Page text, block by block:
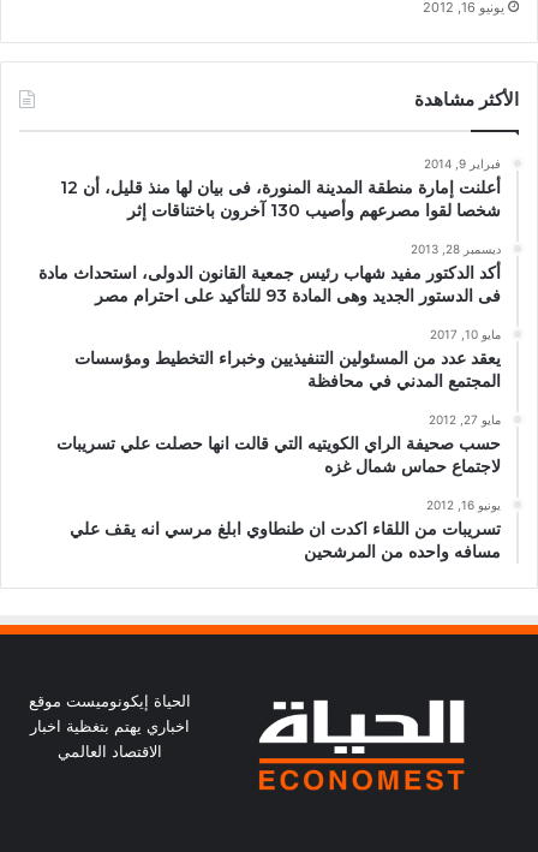
يونيو 16, 2012
الأكثر مشاهدة
فبراير 9, 2014
أعلنت إمارة منطقة المدينة المنورة، فى بيان لها منذ قليل، أن 12
شخصا لقوا مصرعهم وأصيب 130 آخرون باختناقات إثر
ديسمبر 28, 2013
أكد الدكتور مفيد شهاب رئيس جمعية القانون الدولى، استحداث مادة
فى الدستور الجديد وهى المادة 93 للتأكيد على احترام مصر
مايو 10, 2017
يعقد عدد من المسئولين التنفيذيين وخبراء التخطيط ومؤسسات
المجتمع المدني في محافظة
مايو 27, 2012
حسب صحيفة الراي الكويتيه التي قالت انها حصلت علي تسريبات
لاجتماع حماس شمال غزه
يونيو 16, 2012
تسريبات من اللقاء اكدت ان طنطاوي ابلغ مرسي انه يقف علي
مسافه واحده من المرشحين
الحياة إيكونوميست موقع
اخباري يهتم بتغظية اخبار
الاقتصاد العالمي